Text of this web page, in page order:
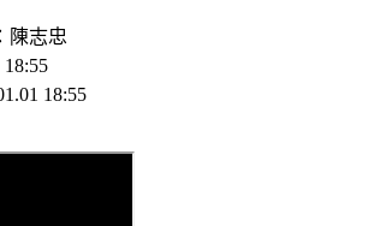
陳志忠
18:55
18:55